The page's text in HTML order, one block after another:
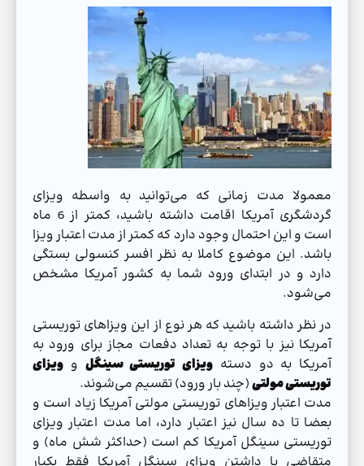
معمولا مدت زمانی که می‌توانید به واسطه ویزای
گردشگری آمریکا اقامت داشته باشید، کمتر از 6 ماه
است و این احتمال وجود دارد که کمتر از مدت اعتبار ویزا
باشد. این موضوع کاملا به نظر افسر کنسولی بستگی
دارد و در ابتدای ورود شما به کشور آمریکا مشخص
می‌شود.
در نظر داشته باشید که هر نوع از این ویزاهای توریستی
آمریکا نیز با توجه به تعداد دفعات مجاز برای ورود به
آمریکا به دو دسته ویزای توریستی سینگل و ویزای
توریستی مولتی(چند بار ورود) تقسیم می‌شوند.
مدت اعتبار ویزاهای توریستی مولتی آمریکا زیاد است و
بعضا تا ده سال نیز اعتبار دارد، اما مدت اعتبار ویزای
توریستی سینگل آمریکا کم است (حداکثر شش ماه) و